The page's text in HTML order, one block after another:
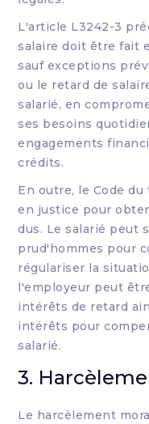
L'article L3242-3
salaire doit être fait
sauf exceptions
ou le retard de
salarié, en
ses besoins
engagements
crédits.
En outre, le Code
en justice pour
dus. Le salarié peut
prud'hommes pour
régulariser la
l'employeur peut
intérêts de retard
intérêts pour
salarié.
3.
Le harcèlement